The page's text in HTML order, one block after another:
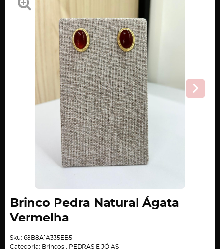
Brinco Pedra Natural Ágata
Vermelha
Sku: 68B8A1A335EB5
Categoria: Brincos
PEDRAS E JÓIAS